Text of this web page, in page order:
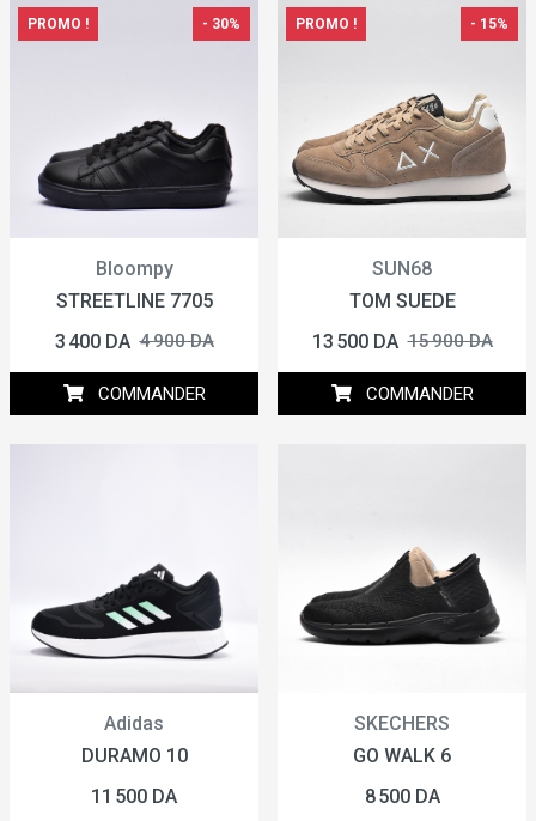
Bloompy
STREETLINE 7705
PROMO ! - 30%
3 400 DA 4 900 DA
COMMANDER
SUN68
TOM SUEDE
PROMO ! - 15%
13 500 DA 15 900 DA
COMMANDER
Adidas
DURAMO 10
11 500 DA
SKECHERS
GO WALK 6
8 500 DA